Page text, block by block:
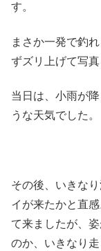
す。
まさか一発で釣
ずズリ上げて写
当日は、小雨が
うな天気でした。
その後、いきな
イが来たかと直
て来ましたが、
のか、いきなり